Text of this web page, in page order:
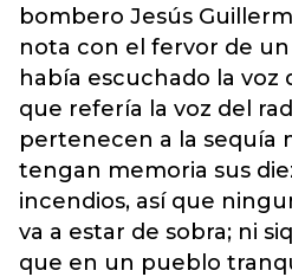
bombero Jesús
nota con el fervor de
había escuchado la voz
que refería la voz del
pertenecen a la sequía
tengan memoria sus
incendios, así que
va a estar de sobra; ni
que en un pueblo